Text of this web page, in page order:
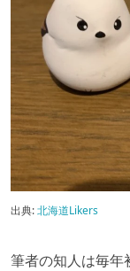
出典:北海道Likers
筆者の知人は毎年